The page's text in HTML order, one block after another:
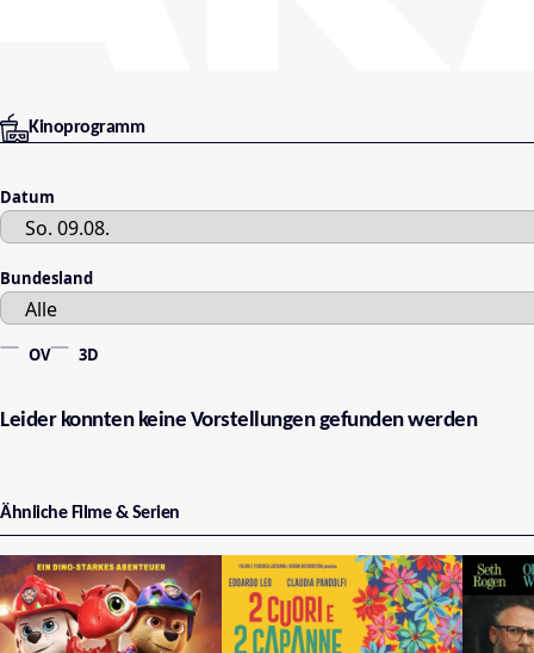
Kinoprogramm
Datum
Bundesland
OV 3D
Leider konnten keine Vorstellungen gefunden werden
Ähnliche Filme & Serien